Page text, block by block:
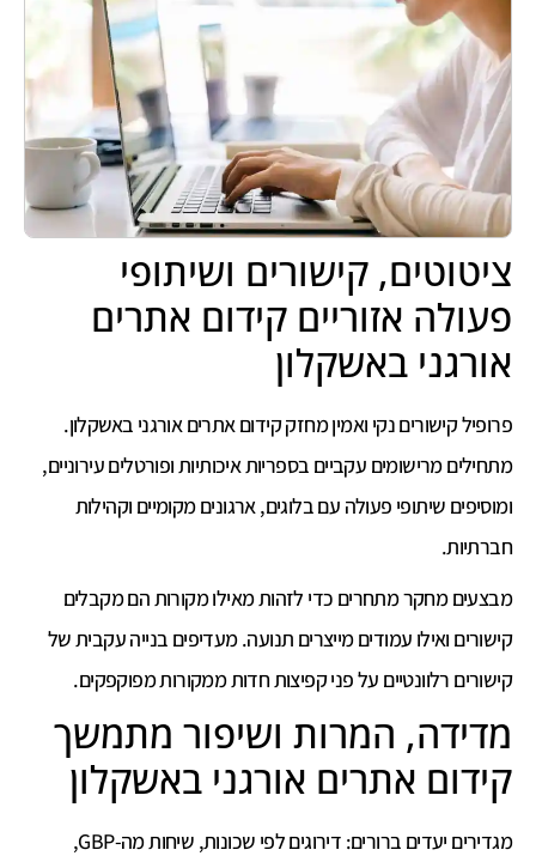
ציטוטים, קישורים ושיתופי
פעולה אזוריים קידום אתרים
אורגני באשקלון
פרופיל קישורים נקי ואמין מחזק קידום אתרים אורגני באשקלון.
מתחילים מרישומים עקביים בספריות איכותיות ופורטלים עירוניים,
ומוסיפים שיתופי פעולה עם בלוגים, ארגונים מקומיים וקהילות
חברתיות.
מבצעים מחקר מתחרים כדי לזהות מאילו מקורות הם מקבלים
קישורים ואילו עמודים מייצרים תנועה. מעדיפים בנייה עקבית של
קישורים רלוונטיים על פני קפיצות חדות ממקורות מפוקפקים.
מדידה, המרות ושיפור מתמשך
קידום אתרים אורגני באשקלון
מגדירים יעדים ברורים: דירוגים לפי שכונות, שיחות מה-GBP,